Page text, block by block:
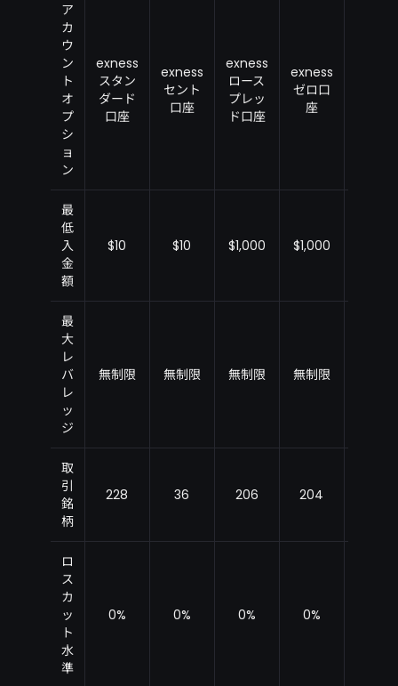
ア
カ
ウ
ン
ト
オ
プ
シ
ョ
ン
exness
スタン
ダード
口座
exness
セント
口座
exness
ロース
プレッ
ド口座
exness
ゼロ口
座
最
低
入
金
額
$10 $10 $1,000 $1,000
最
大
レ
バ
レ
ッ
ジ
無制限 無制限 無制限 無制限
取
引
銘
柄
228 36 206 204
ロ
ス
カ
ッ
ト
水
準
0% 0% 0% 0%